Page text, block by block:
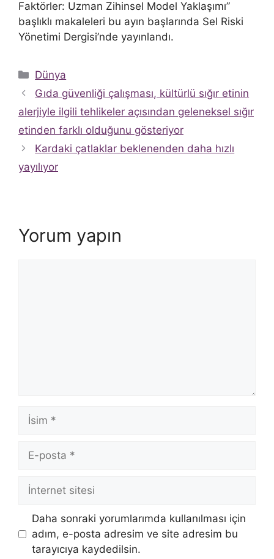
Faktörler: Uzman Zihinsel Model Yaklaşımı”
başlıklı makaleleri bu ayın başlarında Sel Riski
Yönetimi Dergisi’nde yayınlandı.
Kategoriler
Dünya
Gıda güvenliği çalışması, kültürlü sığır etinin
alerjiyle ilgili tehlikeler açısından geleneksel sığır
etinden farklı olduğunu gösteriyor
Kardaki çatlaklar beklenenden daha hızlı
yayılıyor
Yorum yapın
İsim
posta
İnternet
Daha sonraki yorumlarımda kullanılması için
adım, e-posta adresim ve site adresim bu
tarayıcıya kaydedilsin.